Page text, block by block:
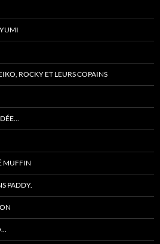
ROCKY ET LEURS COPAINS
MUFFIN
PADDY.